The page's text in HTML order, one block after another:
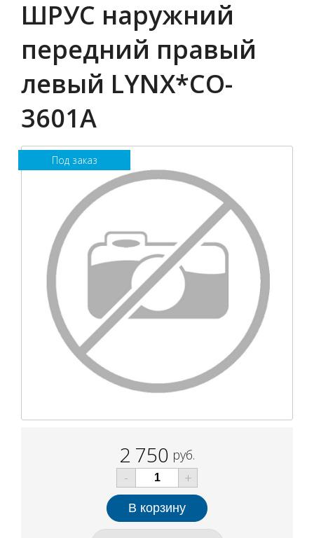
ШРУС наружний
передний правый
левый LYNX*CO-
3601A
Под заказ
2 750 руб.
-
+